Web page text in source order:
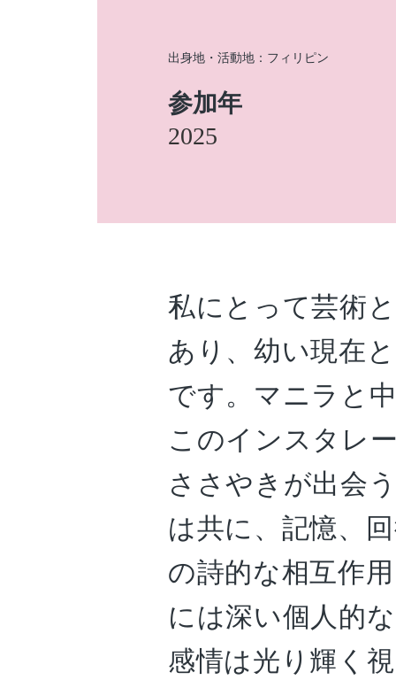
出身地・活動地：フィリピン
参加年
2025
私にとって芸術
あり、幼い現在
です。マニラと
このインスタレ
ささやきが出会
は共に、記憶、
の詩的な相互作
には深い個人的
感情は光り輝く